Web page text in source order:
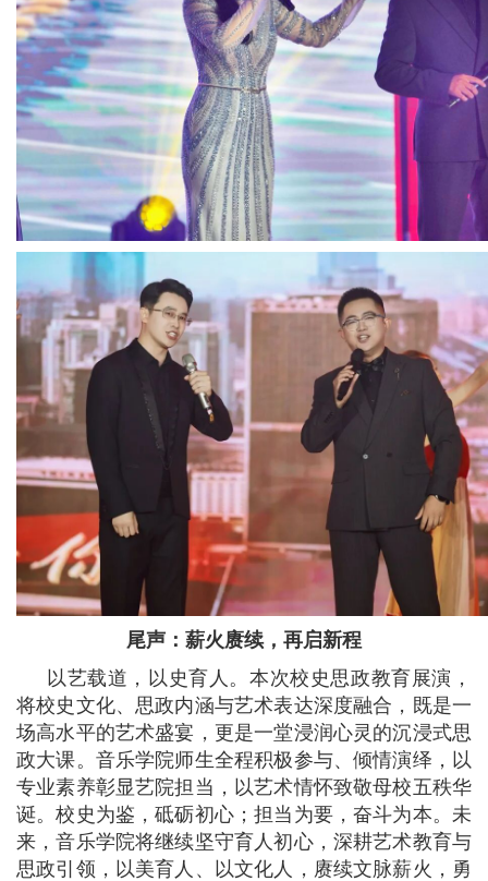
尾声：薪火赓续，再启新程
以艺载道，以史育人。本次校史思政教育展演，
将校史文化、思政内涵与艺术表达深度融合，既是一
场高水平的艺术盛宴，更是一堂浸润心灵的沉浸式思
政大课。音乐学院师生全程积极参与、倾情演绎，以
专业素养彰显艺院担当，以艺术情怀致敬母校五秩华
诞。校史为鉴，砥砺初心；担当为要，奋斗为本。未
来，音乐学院将继续坚守育人初心，深耕艺术教育与
思政引领，以美育人、以文化人，赓续文脉薪火，勇